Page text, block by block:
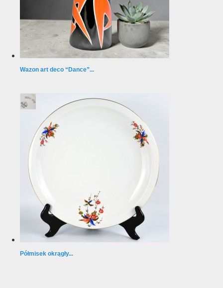
Wazon art deco “Dance”...
Półmisek okrągły...